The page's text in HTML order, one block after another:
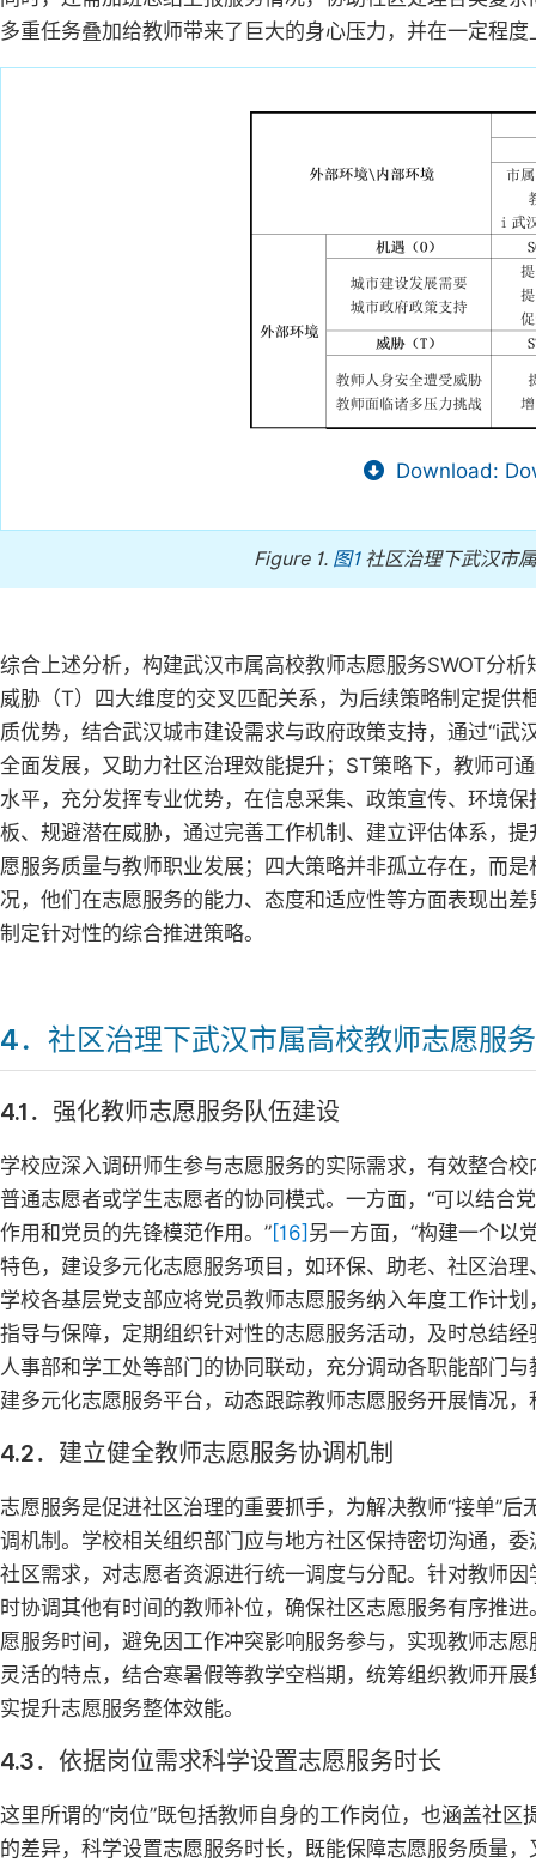
多重任务叠加给教师带来了巨大的身心压力，并在一定程
Download:
Figure 1. 图1社区治理下武汉市
综合上述分析，构建武汉市属高校教师志愿服务SWOT分析
威胁（T）四大维度的交叉匹配关系，为后续策略制定提
质优势，结合武汉城市建设需求与政府政策支持，通过“i
全面发展，又助力社区治理效能提升；ST策略下，教师可
水平，充分发挥专业优势，在信息采集、政策宣传、环境
板、规避潜在威胁，通过完善工作机制、建立评估体系，
愿服务质量与教师职业发展；四大策略并非孤立存在，而
况，他们在志愿服务的能力、态度和适应性等方面表现出
制定针对性的综合推进策略。
4．社区治理下武汉市属高校教师志愿服
4.1．强化教师志愿服务队伍建设
学校应深入调研师生参与志愿服务的实际需求，有效整合
普通志愿者或学生志愿者的协同模式。一方面，“可以结合
作用和党员的先锋模范作用。”[16] 另一方面，“构建一个以
特色，建设多元化志愿服务项目，如环保、助老、社区治
学校各基层党支部应将党员教师志愿服务纳入年度工作计
指导与保障，定期组织针对性的志愿服务活动，及时总结
人事部和学工处等部门的协同联动，充分调动各职能部门
建多元化志愿服务平台，动态跟踪教师志愿服务开展情况
4.2．建立健全教师志愿服务协调机制
志愿服务是促进社区治理的重要抓手，为解决教师“接单”
调机制。学校相关组织部门应与地方社区保持密切沟通，
社区需求，对志愿者资源进行统一调度与分配。针对教师
时协调其他有时间的教师补位，确保社区志愿服务有序推
愿服务时间，避免因工作冲突影响服务参与，实现教师志
灵活的特点，结合寒暑假等教学空档期，统筹组织教师开
实提升志愿服务整体效能。
4.3．依据岗位需求科学设置志愿服务时长
这里所谓的“岗位”既包括教师自身的工作岗位，也涵盖社
的差异，科学设置志愿服务时长，既能保障志愿服务质量